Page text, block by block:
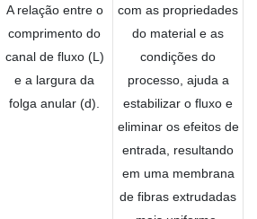
A relação entre o
comprimento do
canal de fluxo (L)
e a largura da
folga anular (d).
com as propriedades
do material e as
condições do
processo, ajuda a
estabilizar o fluxo e
eliminar os efeitos de
entrada, resultando
em uma membrana
de fibras extrudadas